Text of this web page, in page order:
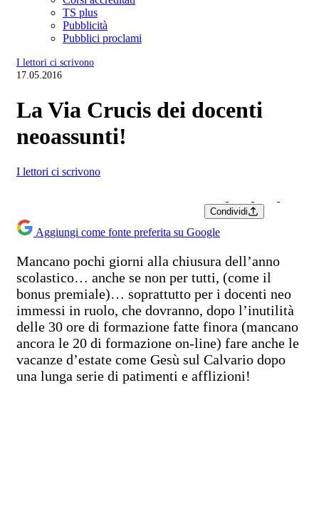
TS plus
Pubblicità
Pubblici proclami
I lettori ci scrivono
17.05.2016
La Via Crucis dei docenti
neoassunti!
I lettori ci scrivono
Condividi
Aggiungi come fonte preferita su Google
Mancano pochi giorni alla chiusura dell’anno
scolastico… anche se non per tutti, (come il
bonus premiale)… soprattutto per i docenti neo
immessi in ruolo, che dovranno, dopo l’inutilità
delle 30 ore di formazione fatte finora (mancano
ancora le 20 di formazione on-line) fare anche le
vacanze d’estate come Gesù sul Calvario dopo
una lunga serie di patimenti e afflizioni!